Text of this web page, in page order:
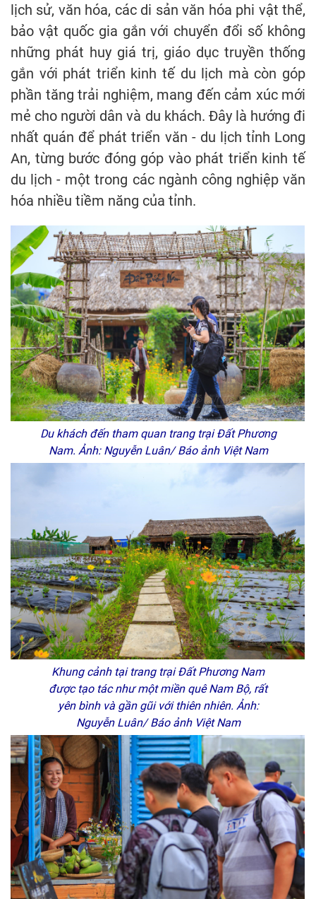
lịch sử, văn hóa, các di sản văn hóa phi vật thể,
bảo vật quốc gia gắn với chuyển đổi số không
những phát huy giá trị, giáo dục truyền thống
gắn với phát triển kinh tế du lịch mà còn góp
phần tăng trải nghiệm, mang đến cảm xúc mới
mẻ cho người dân và du khách. Đây là hướng đi
nhất quán để phát triển văn - du lịch tỉnh Long
An, từng bước đóng góp vào phát triển kinh tế
du lịch - một trong các ngành công nghiệp văn
hóa nhiều tiềm năng của tỉnh.
Du khách đến tham quan trang trại Đất Phương
Nam. Ảnh: Nguyễn Luân/ Báo ảnh Việt Nam
Khung cảnh tại trang trại Đất Phương Nam
được tạo tác như một miền quê Nam Bộ, rất
yên bình và gần gũi với thiên nhiên. Ảnh:
Nguyễn Luân/ Báo ảnh Việt Nam